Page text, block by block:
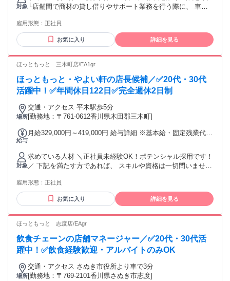
るのが刺激的でした。 会社が社宅を用意してくれるので生活
満喫しています。 北海道では店舗運営が寒冷地仕様ならでは
の工夫が必要だったり、東京では時間との戦いを経験したり
と、一つひとつが貴重な学びになっています。 どの土地でも
を据えじっくりキャリアを築いていきたい方！ ・20代・30代
活躍中 ・第ニ新卒歓迎 ・Uターン・Iターン・UIターン歓迎
・社会人未経験歓迎 年齢の条件と理由：あり（例外事由3号の
イ・49歳未満（長期勤続によるキャリア形成のため））
は別途残業代を支給する 【一律手当】 全員に一律で支払われ
る通勤・皆勤・家族手当金額：なし 全員に一律で支払われる
規定に基づいて決定します。 ・研修店舗および配属店舗は原
則、 現住所から通勤可能な店舗で 調整しますが、表記の店舗
以外になる 可能性があります。 ・高収入 ・賞与あり ・固定
給25万円以上 ・固定給35万円以上
対象 └店舗間で商材の貸し借りやサポート業務を行う際に、 車で
未満（長期勤続によるキャリア形成のため） ✅高卒以上 アル
バイト経験のみでもご応募歓迎！ ホール・キッチンスタッフ
や、短時間の調理補助など、 派遣社員、アルバイト、パート
ください。 ✅リージョナルコース 当社が定めた各エリア内の
転勤の可能性があります） 「地域密着で働きたい」という方
に 合います。 ※希望に応じてコース変更も可能です！（勤続
て、柔軟に対応検討いたします。 ⭐こんな方が活躍中！⭐ ・
飲食店運営などの管理職、マネージャー ・飲食店、コンビ
ン店のキッチンスタッフ ・食品衛生責任者、調理師、栄養士
ッフ ・カフェ店の店長補佐 ✅社員の声（男性/2022年中途入
社） ～経験を活かしより大きな舞台で挑戦する～ 地元の飲食
しました。 入社を決めた理由は、大手企業で経験を積みたい
という希望が叶えられることと、選考中の雰囲気がとても良
かったからです。 実際に働いてみると、これまでの経験が存
確で働きやすさを実感しています。 周囲の人たちが温かく迎
えてくれる雰囲気も心強く、給与やスキルアップの面でも前
職と比べて大きな成長を感じています。 より良い職場環境を
みんなでつくり、昇進も視野に入れながら今後も挑戦を続け
たいと思います。 ・腰を据えじっくりキャリアを築いていき
たい方！ ・20代・30代活躍中 ・飲食業界経験者が多く活躍
中！ ・第ニ新卒歓迎 ・Uターン・Iターン・UIターン歓迎 ・
雇用形態： 正社員
お気に入り 詳細を見る
ほっともっと 三木町店/EA1gr
ほっともっと・やよい軒の店長候補／✅20代・30代
活躍中！✅年間休日122日✅完全週休2日制
場所
交通・アクセス 平木駅歩5分
[勤務地：〒761-0612香川県木田郡三木町]
給与
月給329,000円～419,000円 給与詳細 ※基本給・固定残業代の
あり 1ヶ月あたり7万1000円 〜 9万1000円（固定残業時間：1
ヶ月あたり35時間） 固定残業時間を超えた勤務時間について
は別途残業代を支給する 【一律手当】 全員に一律で支払われ
る通勤・皆勤・家族手当金額：なし 全員に一律で支払われる
規定に基づいて決定します。 ・研修店舗および配属店舗は原
則、 現住所から通勤可能な店舗で 調整しますが、表記の店舗
以外になる 可能性があります。 ・賞与あり ・固定給25万円
以上
対象
求めている人材 ＼正社員未経験OK！ポテンシャル採用です！
／ 下記を満たす方であれば、 スキルや資格は一切問いません
材の貸し借りやサポート業務を行う際に、 車での移動が必要
になる場合があるため必須となります。 ✅高卒以上 ✅49歳未
満（長期勤続によるキャリア形成のため） 正社員未経験者や
せん。 イチから覚える意欲のある方を応援します！ ✅グロー
中で転勤の可能性があります。 さまざまな地域で経験を積
み、 スピード感あふれる成長が可能です。 ※希望に応じてコ
る働き方や家族の状況に応じて、柔軟に対応検討いたしま
す。 ✅社員の声（男性/2008年中途入社） ～全国各地を飛び
雇用形態： 正社員
お気に入り 詳細を見る
ほっともっと 志度店/EAgr
飲食チェーンの店舗マネージャー／✅20代・30代活
躍中！✅飲食経験歓迎・アルバイトのみOK
場所
交通・アクセス さぬき市役所より車で3分
[勤務地：〒769-2101香川県さぬき市志度]